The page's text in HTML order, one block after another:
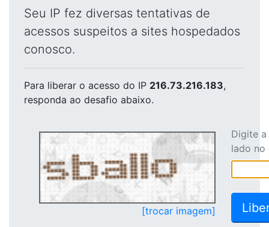
Seu IP fez diversas tentativas de
acessos suspeitos a sites hospedados
conosco.
Para liberar o acesso do IP 216.73.216.183,
responda ao desafio abaixo.
[trocar imagem]
Digite
lado no